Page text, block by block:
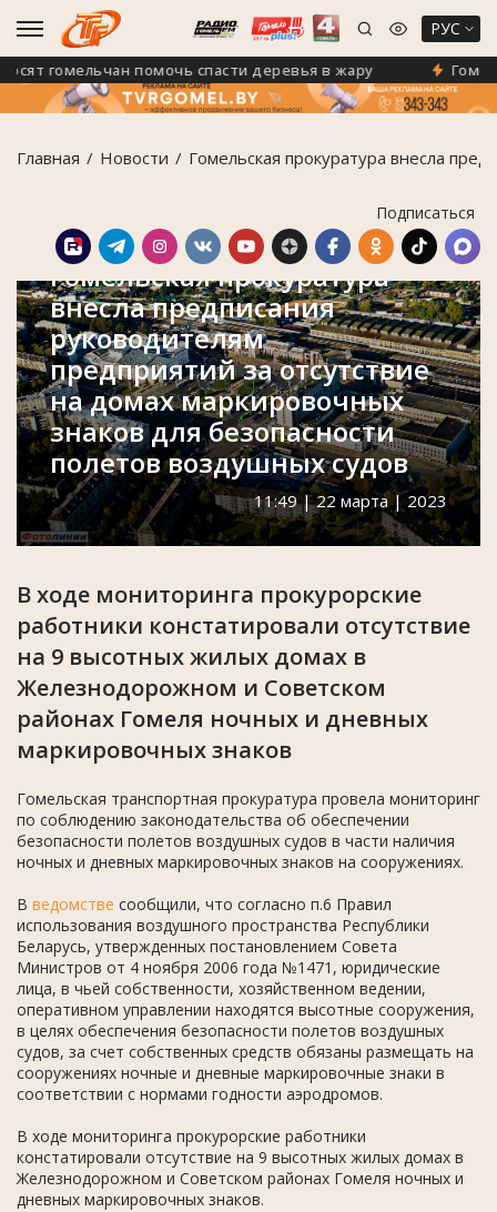
РУС
гомельчан помочь спасти деревья в жару Гомель
Главная Новости Гомельская прокуратура внесла
Подписаться
Гомельская прокуратура
внесла предписания
руководителям
предприятий за отсутствие
на домах маркировочных
знаков для безопасности
полетов воздушных судов
11:49 | 22 марта | 2023
В ходе мониторинга прокурорские
работники констатировали отсутствие
на 9 высотных жилых домах в
Железнодорожном и Советском
районах Гомеля ночных и дневных
маркировочных знаков
Гомельская транспортная прокуратура провела мониторинг
по соблюдению законодательства об обеспечении
безопасности полетов воздушных судов в части наличия
ночных и дневных маркировочных знаков на сооружениях.
В ведомстве сообщили, что согласно п.6 Правил
использования воздушного пространства Республики
Беларусь, утвержденных постановлением Совета
Министров от 4 ноября 2006 года №1471, юридические
лица, в чьей собственности, хозяйственном ведении,
оперативном управлении находятся высотные сооружения,
в целях обеспечения безопасности полетов воздушных
судов, за счет собственных средств обязаны размещать на
сооружениях ночные и дневные маркировочные знаки в
соответствии с нормами годности аэродромов.
В ходе мониторинга прокурорские работники
констатировали отсутствие на 9 высотных жилых домах в
Железнодорожном и Советском районах Гомеля ночных и
дневных маркировочных знаков.